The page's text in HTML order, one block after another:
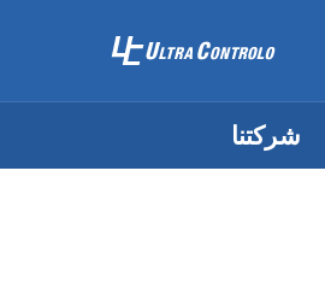
شركتنا